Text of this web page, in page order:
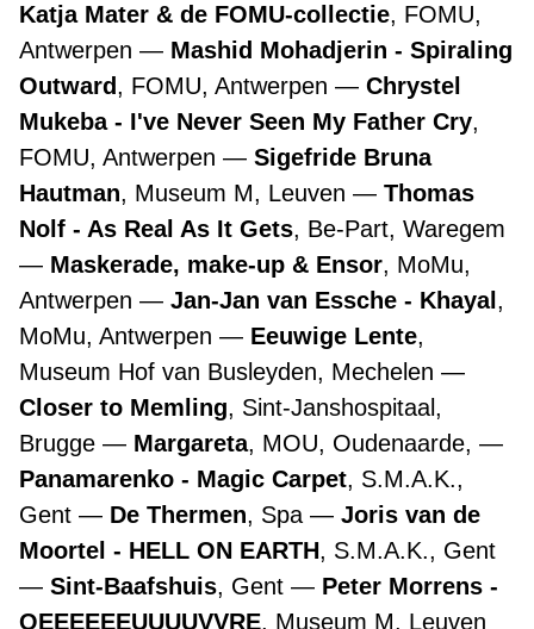
Katja Mater & de FOMU-collectie, FOMU,
Antwerpen
Mashid Mohadjerin - Spiraling
Outward, FOMU, Antwerpen
Chrystel
Mukeba - I've Never Seen My Father Cry,
FOMU, Antwerpen
Sigefride Bruna
Hautman, Museum M, Leuven
Thomas
Nolf - As Real As It Gets, Be-Part, Waregem
Maskerade, make-up & Ensor, MoMu,
Antwerpen
Jan-Jan van Essche - Khayal ,
MoMu, Antwerpen
Eeuwige Lente,
Museum Hof van Busleyden, Mechelen
Closer to Memling, Sint-Janshospitaal,
Brugge
Margareta, MOU, Oudenaarde,
Panamarenko - Magic Carpet, S.M.A.K.,
Gent
De Thermen, Spa
Joris van de
Moortel - HELL ON EARTH, S.M.A.K., Gent
Sint-Baafshuis, Gent
Peter Morrens -
OEEEEEEUUUUVVRE, Museum M, Leuven